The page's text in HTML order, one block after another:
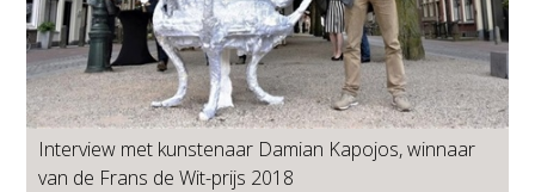
Interview met kunstenaar Damian Kapojos, winnaar
van de Frans de Wit-prijs 2018